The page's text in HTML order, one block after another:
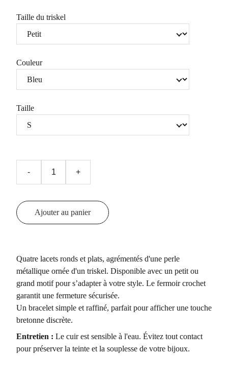
Taille du triskel
Couleur
Taille
- +
Ajouter au panier
Quatre lacets ronds et plats, agrémentés d'une perle
métallique ornée d'un triskel. Disponible avec un petit ou
grand motif pour s’adapter à votre style. Le fermoir crochet
garantit une fermeture sécurisée.
Un bracelet simple et raffiné, parfait pour afficher une touche
bretonne discrète.
Entretien : Le cuir est sensible à l'eau. Évitez tout contact
pour préserver la teinte et la souplesse de votre bijoux.